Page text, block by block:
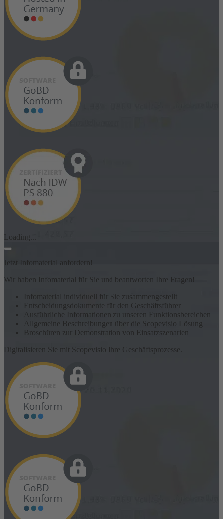
Loading...
Jetzt Infomaterial anfordern!
Wir haben Infomaterial für Sie und beantworten Ihre Fragen!
Infomaterial individuell für Sie zusammengestellt
Entscheidungsdokumente für den Geschäftsführer
Ausführliche Informationen zu unseren Funktionsbereichen
Allgemeine Beschreibungen über die Scopevisio Lösung
Broschüren zur Demonstration von Einsatzszenarien
Digitalisieren Sie mit Scopevisio Ihre Geschäftsprozesse.